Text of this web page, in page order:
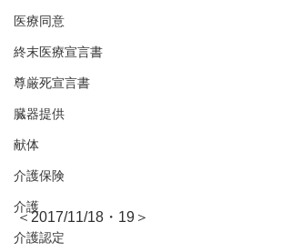
医療同意
終末医療宣言書
尊厳死宣言書
臓器提供
献体
介護保険
介護
介護認定
＜2017/11/18・19＞